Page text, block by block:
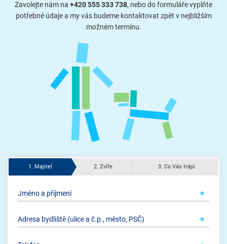
Zavolejte nám na +420 555 333 738, nebo do formuláře vyplňte
potřebné údaje a my vás budeme kontaktovat zpět v nejbližším
možném termínu.
1. Majitel 2. Zvíře 3. Co Vás trápí